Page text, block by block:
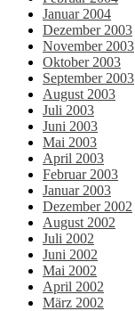
Januar 2004
Dezember 2003
November 2003
Oktober 2003
September 2003
August 2003
Juli 2003
Juni 2003
Mai 2003
April 2003
Februar 2003
Januar 2003
Dezember 2002
August 2002
Juli 2002
Juni 2002
Mai 2002
April 2002
März 2002